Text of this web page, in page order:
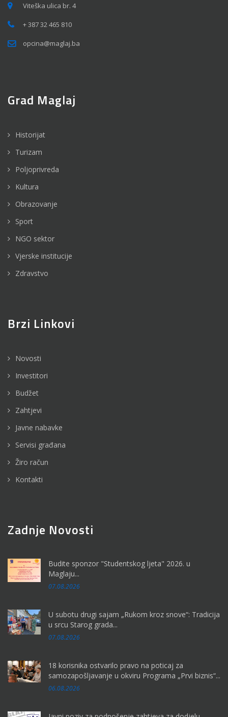
Viteška ulica br. 4
+ 387 32 465 810
opcina@maglaj.ba
Grad Maglaj
Historijat
Turizam
Poljoprivreda
Kultura
Obrazovanje
Sport
NGO sektor
Vjerske institucije
Zdravstvo
Brzi Linkovi
Novosti
Investitori
Budžet
Zahtjevi
Javne nabavke
Servisi građana
Žiro račun
Kontakti
Zadnje Novosti
Budite sponzor "Studentskog ljeta" 2026. u
Maglaju...
07.08.2026
U subotu drugi sajam „Rukom kroz snove“: Tradicija
u srcu Starog grada...
07.08.2026
18 korisnika ostvarilo pravo na poticaj za
samozapošljavanje u okviru Programa „Prvi biznis“...
06.08.2026